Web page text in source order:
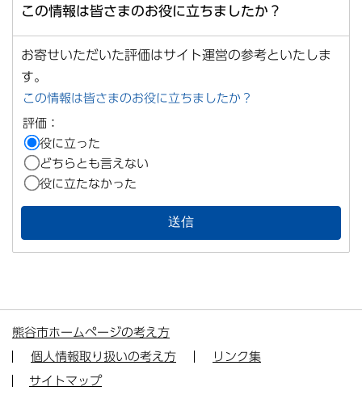
この情報は皆さまのお役に立ちましたか？
お寄せいただいた評価はサイト運営の参考といたしま
す。
この情報は皆さまのお役に立ちましたか？
評価：
役に立った
どちらとも言えない
役に立たなかった
熊谷市ホームページの考え方
個人情報取り扱いの考え方
リンク集
サイトマップ